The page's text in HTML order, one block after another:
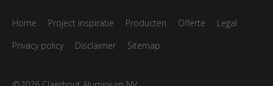
Home Project inspiratie Producten Offerte
Legal
Privacy policy
Disclaimer Sitemap